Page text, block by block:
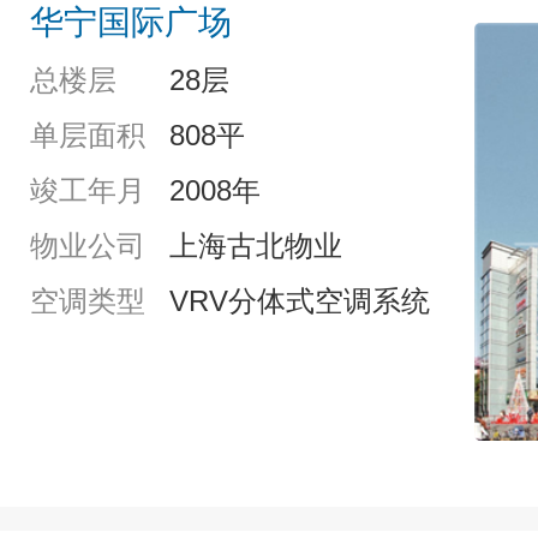
华宁国际广场
总楼层
28层
单层面积
808平
竣工年月
2008年
物业公司
上海古北物业
空调类型
VRV分体式空调系统